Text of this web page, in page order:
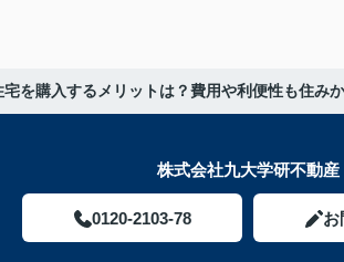
を購入するメリットは？費用や利便性も住み
株式会社九大学研不動産
0120-2103-78 お